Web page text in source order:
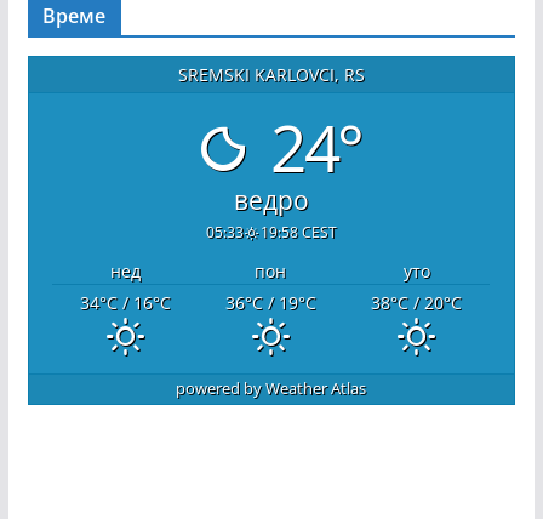
Време
SREMSKI KARLOVCI, RS
24°
ведро
05:33 19:58 CEST
нед пон
уто
34°C/ 16°C 36°C/ 19°C 38°C/ 20°C
powered byWeather Atlas